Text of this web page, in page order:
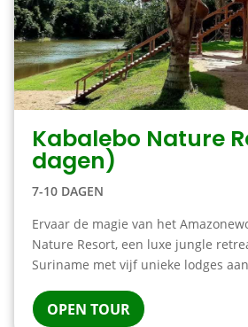
Kabalebo Nature
dagen)
7-10 DAGEN
Ervaar de magie van het
Nature Resort, een luxe jungle
Suriname met vijf unieke lodges
OPEN TOUR